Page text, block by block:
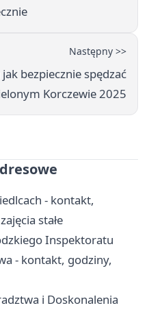
Następny >>
bezpiecznie spędzać
Korczewie 2025
- kontakt,
stałe
Inspektoratu
- kontakt, godziny,
i Doskonalenia